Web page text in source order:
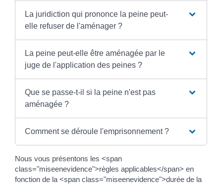
La juridiction qui prononce la peine peut-
elle refuser de l'aménager ?
La peine peut-elle être aménagée par le
juge de l'application des peines ?
Que se passe-t-il si la peine n'est pas
aménagée ?
Comment se déroule l'emprisonnement ?
Nous vous présentons les <span
class="miseenevidence">règles applicables</span> en
fonction de la <span class="miseenevidence">durée de la